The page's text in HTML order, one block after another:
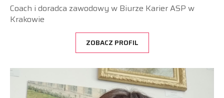
Coach i doradca zawodowy w Biurze Karier ASP w
Krakowie
ZOBACZ PROFIL